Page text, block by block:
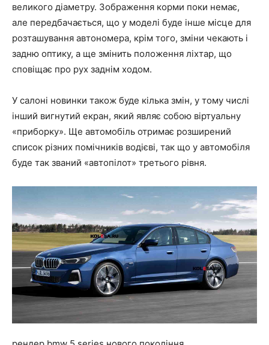
великого діаметру. Зображення корми поки немає,
але передбачається, що у моделі буде інше місце для
розташування автономера, крім того, зміни чекають і
задню оптику, а ще змінить положення ліхтар, що
сповіщає про рух заднім ходом.
У салоні новинки також буде кілька змін, у тому числі
інший вигнутий екран, який являє собою віртуальну
«приборку». Ще автомобіль отримає розширений
список різних помічників водієві, так що у автомобіля
буде так званий «автопілот» третього рівня.